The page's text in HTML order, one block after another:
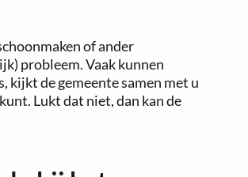
of ander
probleem. Vaak kunnen
kijkt de gemeente samen met u
Lukt dat niet, dan kan de